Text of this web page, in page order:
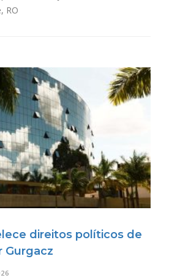
RO
direitos políticos de
Gurgacz